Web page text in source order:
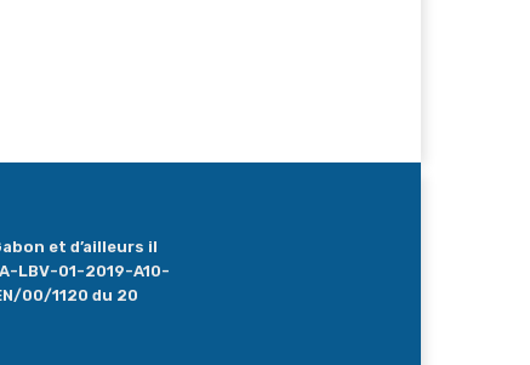
et d’ailleurs il
LBV-01-2019-A10-
00/1120 du 20